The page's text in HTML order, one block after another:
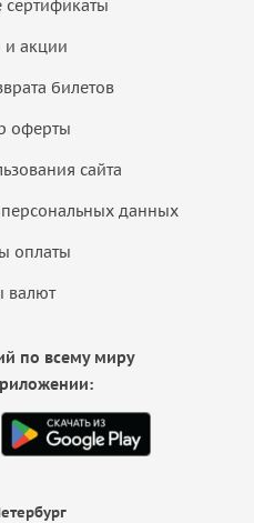
и акции
билетов
оферты
сайта
данных
оплаты
валют
по всему миру